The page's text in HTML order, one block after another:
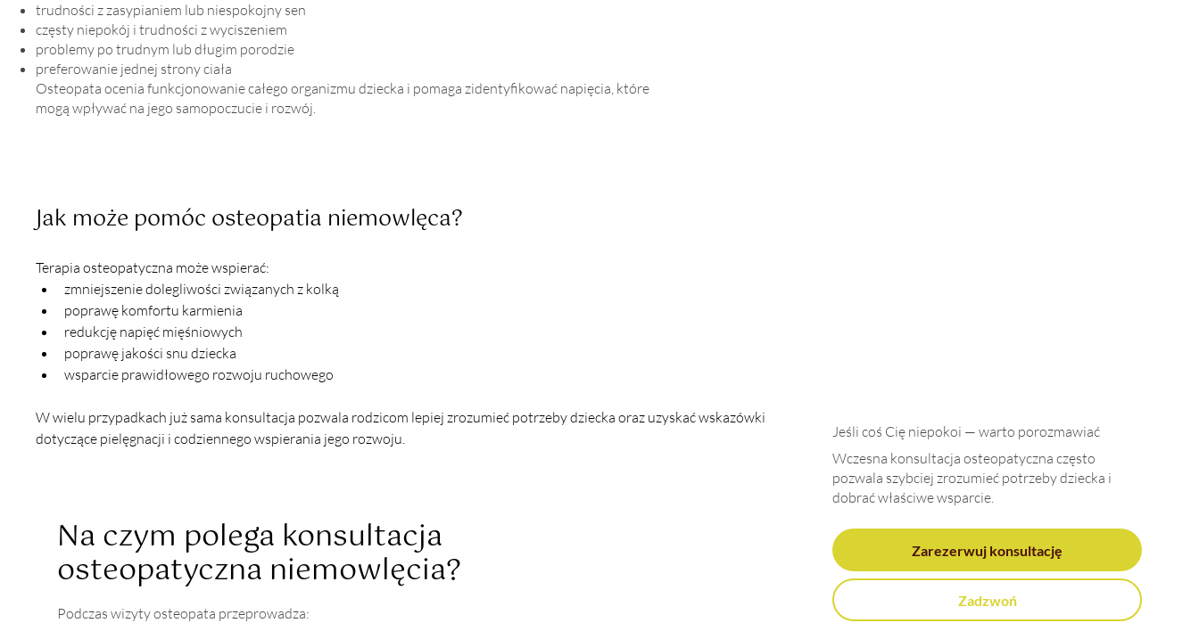
Jeśli coś Cię niepokoi — warto porozmawiać
Wczesna konsultacja osteopatyczna często
pozwala szybciej zrozumieć potrzeby dziecka i
dobrać właściwe wsparcie.
Zarezerwuj konsultację
Zadzwoń
trudności z zasypianiem lub niespokojny sen
częsty niepokój i trudności z wyciszeniem
problemy po trudnym lub długim porodzie
preferowanie jednej strony ciała
Osteopata ocenia funkcjonowanie całego organizmu dziecka i pomaga zidentyfikować napięcia, które
mogą wpływać na jego samopoczucie i rozwój.
Jak może pomóc osteopatia niemowlęca?
Terapia osteopatyczna może wspierać:
zmniejszenie dolegliwości związanych z kolką
poprawę komfortu karmienia
redukcję napięć mięśniowych
poprawę jakości snu dziecka
wsparcie prawidłowego rozwoju ruchowego
W wielu przypadkach już sama konsultacja pozwala rodzicom lepiej zrozumieć potrzeby dziecka oraz uzyskać wskazówki
dotyczące pielęgnacji i codziennego wspierania jego rozwoju.
Na czym polega konsultacja
osteopatyczna niemowlęcia?
Podczas wizyty osteopata przeprowadza: